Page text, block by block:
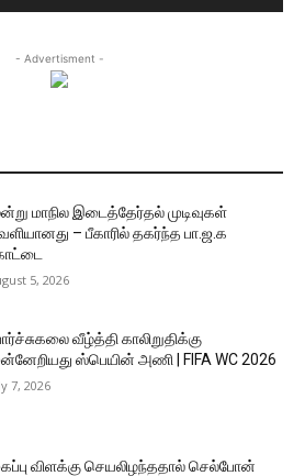
- Advertisment -
மாநில இடைத்தேர்தல் முடிவுகள்
– பீகாரில் தகர்ந்த பா.ஜ.க
5, 2026
வீழ்த்தி காலிறுதிக்கு
ஸ்பெயின் அணி | FIFA WC 2026
7, 2026
விளக்கு செயலிழந்ததால் செல்போன்